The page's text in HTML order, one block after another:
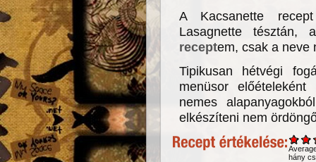
A Kacsanette
Lasagnette
receptem, csak a neve
Tipikusan hétvégi
menüsor
nemes
elkészíteni nem
hány